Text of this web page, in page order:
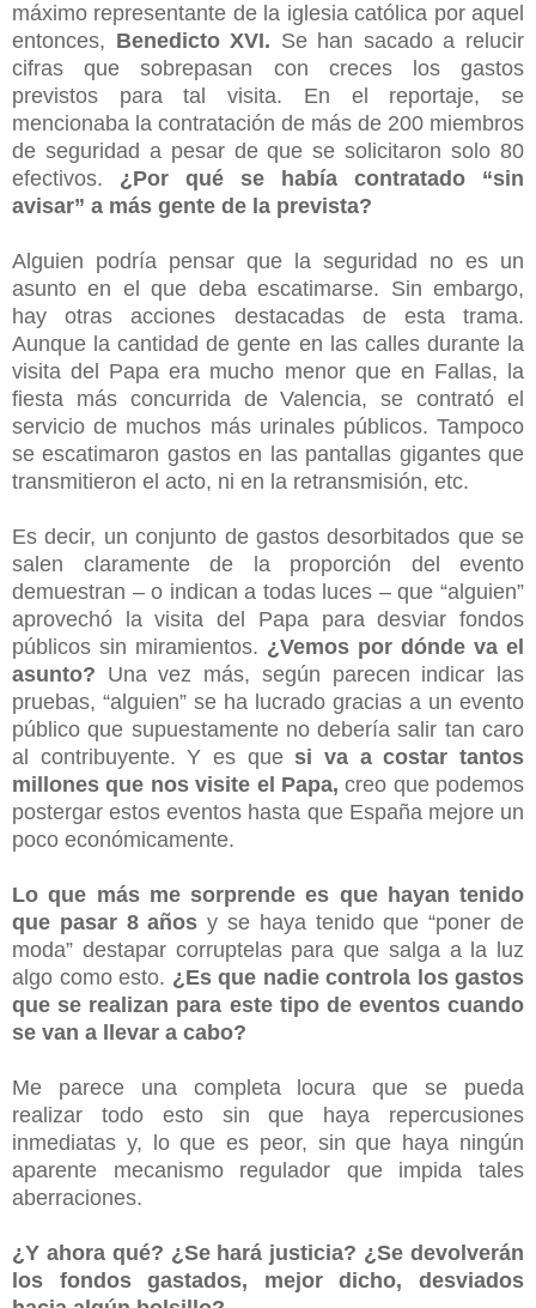
máximo representante de la iglesia católica por aquel
entonces, Benedicto XVI. Se han sacado a relucir
cifras que sobrepasan con creces los gastos
previstos para tal visita. En el reportaje, se
mencionaba la contratación de más de 200 miembros
de seguridad a pesar de que se solicitaron solo 80
efectivos. ¿Por qué se había contratado “sin
avisar” a más gente de la prevista?
Alguien podría pensar que la seguridad no es un
asunto en el que deba escatimarse. Sin embargo,
hay otras acciones destacadas de esta trama.
Aunque la cantidad de gente en las calles durante la
visita del Papa era mucho menor que en Fallas, la
fiesta más concurrida de Valencia, se contrató el
servicio de muchos más urinales públicos. Tampoco
se escatimaron gastos en las pantallas gigantes que
transmitieron el acto, ni en la retransmisión, etc.
Es decir, un conjunto de gastos desorbitados que se
salen claramente de la proporción del evento
demuestran – o indican a todas luces – que “alguien”
aprovechó la visita del Papa para desviar fondos
públicos sin miramientos. ¿Vemos por dónde va el
asunto? Una vez más, según parecen indicar las
pruebas, “alguien” se ha lucrado gracias a un evento
público que supuestamente no debería salir tan caro
al contribuyente. Y es que si va a costar tantos
millones que nos visite el Papa, creo que podemos
postergar estos eventos hasta que España mejore un
poco económicamente.
Lo que más me sorprende es que hayan tenido
que pasar 8 años y se haya tenido que “poner de
moda” destapar corruptelas para que salga a la luz
algo como esto. ¿Es que nadie controla los gastos
que se realizan para este tipo de eventos cuando
se van a llevar a cabo?
Me parece una completa locura que se pueda
realizar todo esto sin que haya repercusiones
inmediatas y, lo que es peor, sin que haya ningún
aparente mecanismo regulador que impida tales
aberraciones.
¿Y ahora qué? ¿Se hará justicia? ¿Se devolverán
los fondos gastados, mejor dicho, desviados